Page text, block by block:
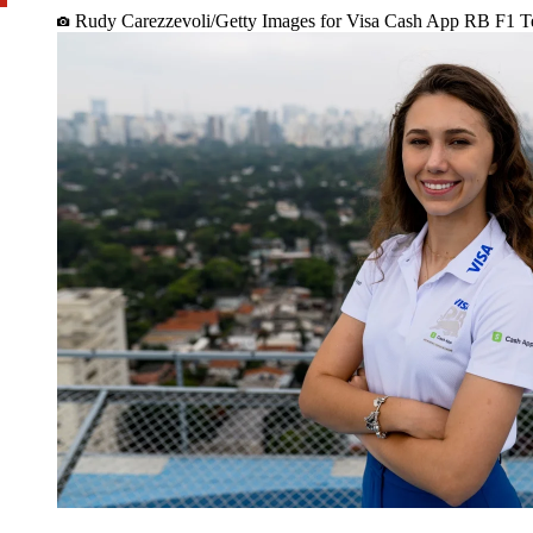
Rudy Carezzevoli/Getty Images for Visa Cash App RB F1